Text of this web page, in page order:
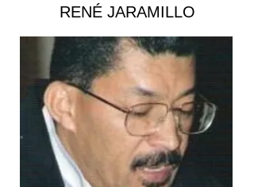
RENÉ JARAMILLO